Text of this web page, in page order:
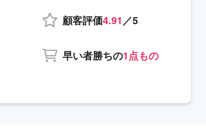
顧客評価4.91 ／5
早い者勝ちの1点もの